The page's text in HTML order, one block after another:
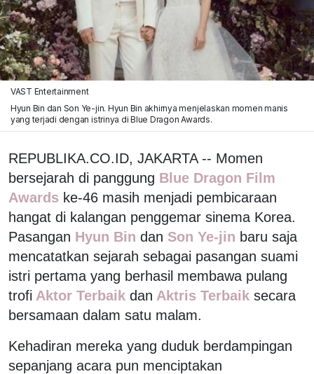
VAST Entertainment
Hyun Bin dan Son Ye-jin. Hyun Bin akhirnya menjelaskan momen manis
yang terjadi dengan istrinya di Blue Dragon Awards.
REPUBLIKA.CO.ID, JAKARTA -- Momen
bersejarah di panggung Blue Dragon Film
Awards ke-46 masih menjadi pembicaraan
hangat di kalangan penggemar sinema Korea.
Pasangan Hyun Bin dan Son Ye-jin baru saja
mencatatkan sejarah sebagai pasangan suami
istri pertama yang berhasil membawa pulang
trofi Aktor Terbaik dan Aktris Terbaik secara
bersamaan dalam satu malam.
Kehadiran mereka yang duduk berdampingan
sepanjang acara pun menciptakan